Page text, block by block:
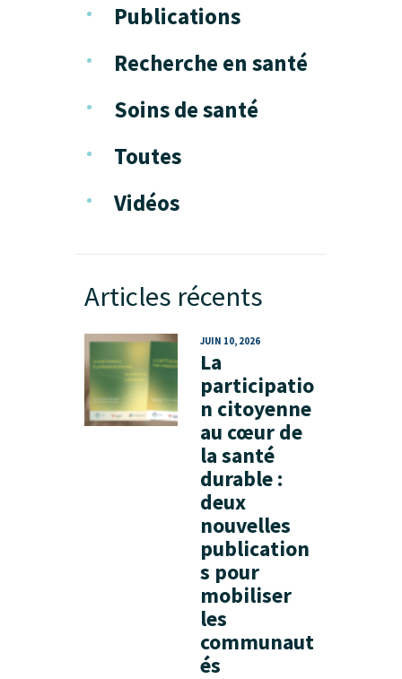
Publications
Recherche en santé
Soins de santé
Toutes
Vidéos
Articles récents
La
participatio
n citoyenne
au cœur de
la santé
durable :
deux
nouvelles
publication
s pour
mobiliser
les
communaut
és
JUIN 10, 2026